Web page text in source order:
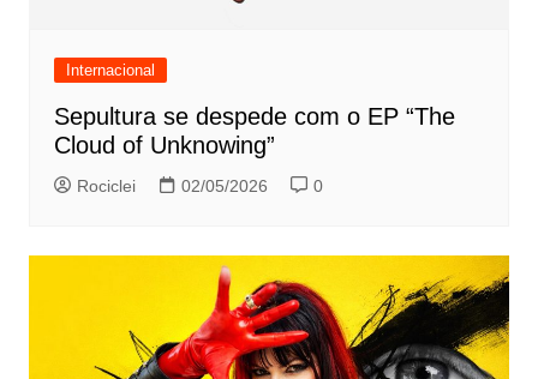
Internacional
Sepultura se despede com o EP “The
Cloud of Unknowing”
Rociclei 02/05/2026 0